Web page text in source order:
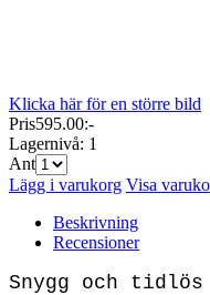
Klicka här för en större bild
Pris595.00:-
Lagernivå: 1
Ant
Lägg i varukorg Visa
Beskrivning
Recensioner
Snygg och